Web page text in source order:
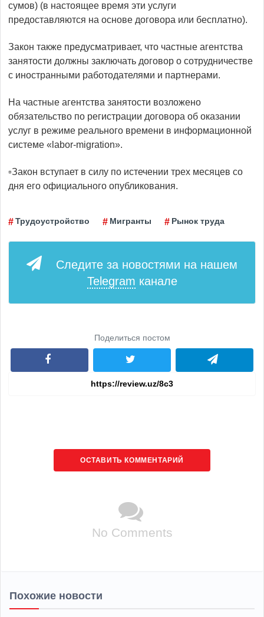
сумов) (в настоящее время эти услуги
предоставляются на основе договора или бесплатно).
Закон также предусматривает, что частные агентства
занятости должны заключать договор о сотрудничестве
с иностранными работодателями и партнерами.
На частные агентства занятости возложено
обязательство по регистрации договора об оказании
услуг в режиме реального времени в информационной
системе «labor-migration».
▫️Закон вступает в силу по истечении трех месяцев со
дня его официального опубликования.
Трудоустройство Мигранты Рынок труда
Следите за новостями на нашем
Telegram канале
Поделиться постом
ОСТАВИТЬ КОММЕНТАРИЙ
No Comments
Похожие новости